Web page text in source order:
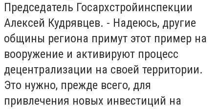
Председатель Госархстройинспекции
Алексей Кудрявцев. - Надеюсь, другие
общины региона примут этот пример на
вооружение и активируют процесс
децентрализации на своей территории.
Это нужно, прежде всего, для
привлечения новых инвестиций на